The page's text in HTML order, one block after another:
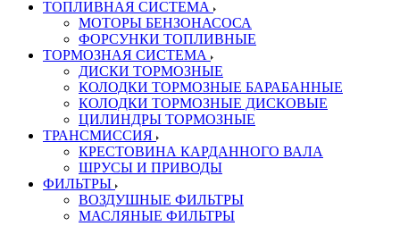
ТОПЛИВНАЯ СИСТЕМА
МОТОРЫ БЕНЗОНАСОСА
ФОРСУНКИ ТОПЛИВНЫЕ
ТОРМОЗНАЯ СИСТЕМА
ДИСКИ ТОРМОЗНЫЕ
КОЛОДКИ ТОРМОЗНЫЕ БАРАБАННЫЕ
КОЛОДКИ ТОРМОЗНЫЕ ДИСКОВЫЕ
ЦИЛИНДРЫ ТОРМОЗНЫЕ
ТРАНСМИССИЯ
КРЕСТОВИНА КАРДАННОГО ВАЛА
ШРУСЫ И ПРИВОДЫ
ФИЛЬТРЫ
ВОЗДУШНЫЕ ФИЛЬТРЫ
МАСЛЯНЫЕ ФИЛЬТРЫ